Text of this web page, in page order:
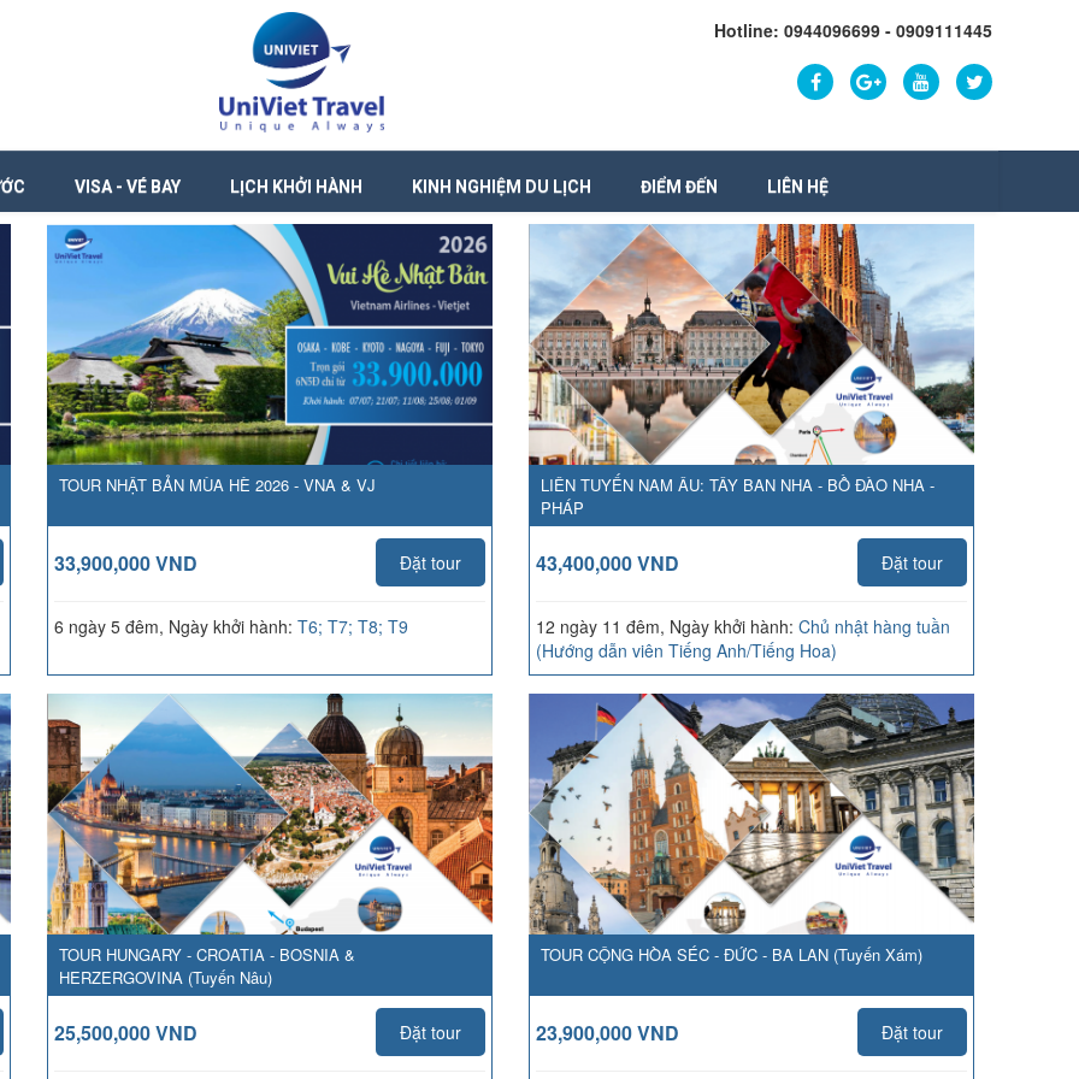
Hotline: 0944096699 - 0909111445
VISA - VÉ BAY LỊCH KHỞI HÀNH KINH NGHIỆM DU LỊCH ĐIỂM ĐẾN LIÊN HỆ
TOUR NHẬT BẢN MÙA HÈ 2026 - VNA & VJ
33,900,000 VND Đặt tour
6 ngày 5 đêm, Ngày khởi hành: T6; T7; T8; T9
LIÊN TUYẾN NAM ÂU: TÂY BAN NHA - BỒ ĐÀO NHA -
PHÁP
43,400,000 VND Đặt tour
12 ngày 11 đêm, Ngày khởi hành: Chủ nhật hàng tuần
(Hướng dẫn viên Tiếng Anh/Tiếng Hoa)
TOUR HUNGARY - CROATIA - BOSNIA &
HERZERGOVINA (Tuyến Nâu)
25,500,000 VND Đặt tour
TOUR CỘNG HÒA SÉC - ĐỨC - BA LAN (Tuyến Xám)
23,900,000 VND Đặt tour